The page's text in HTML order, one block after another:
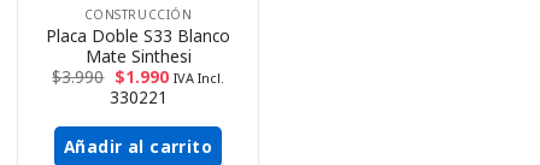
CONSTRUCCIÓN
Placa Doble S33 Blanco
Mate Sinthesi
$3.990 $1.990 IVA Incl.
330221
Añadir al carrito